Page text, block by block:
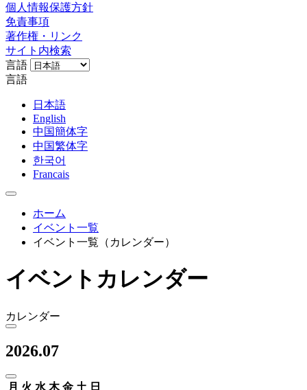
個人情報保護方針
免責事項
著作権・リンク
サイト内検索
言語
言語
日本語
English
中国簡体字
中国繁体字
한국어
Francais
ホーム
イベント一覧
イベント一覧（カレンダー）
イベントカレンダー
カレンダー
2026.07
月 火 水 木 金 土 日